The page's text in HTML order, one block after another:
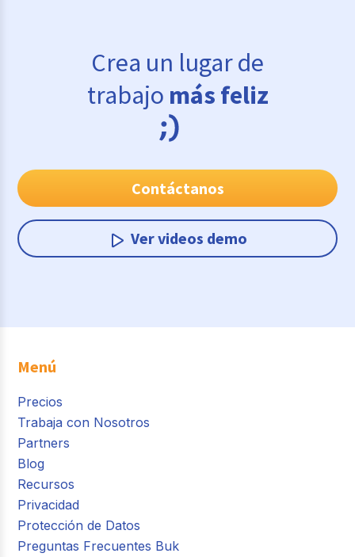
Crea un lugar de
trabajo más feliz
Contáctanos
Ver videos demo
Menú
Precios
Trabaja con Nosotros
Partners
Blog
Recursos
Privacidad
Protección de Datos
Preguntas Frecuentes Buk